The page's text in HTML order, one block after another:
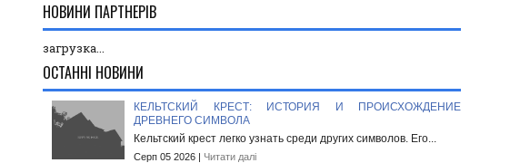
НОВИНИ ПАРТНЕРІВ
загрузка...
ОСТАННІ НОВИНИ
КЕЛЬТСКИЙ КРЕСТ: ИСТОРИЯ И ПРОИСХОЖДЕНИЕ
ДРЕВНЕГО СИМВОЛА
Кельтский крест легко узнать среди других символов. Его...
Серп 05 2026 | Читати далі